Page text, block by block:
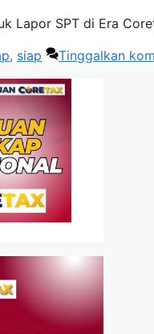
Lapor SPT di Era
, siap Tinggalkan